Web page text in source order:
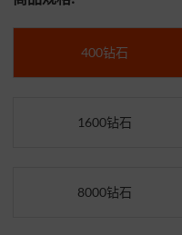
400钻石
1600钻石
8000钻石